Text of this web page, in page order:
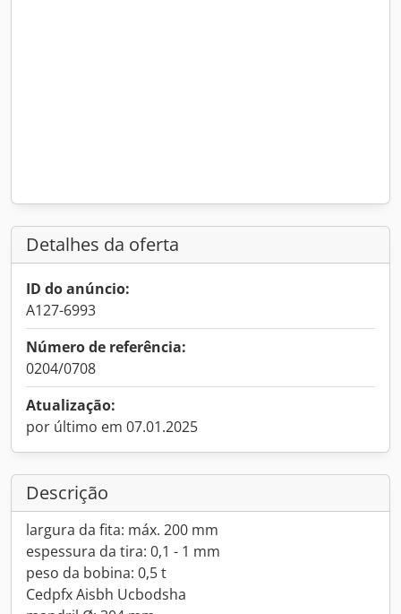
Detalhes da oferta
ID do anúncio:
A127-6993
Número de referência:
0204/0708
Atualização:
por último em 07.01.2025
Descrição
largura da fita: máx. 200 mm
espessura da tira: 0,1 - 1 mm
peso da bobina: 0,5 t
Cedpfx Aisbh Ucbodsha